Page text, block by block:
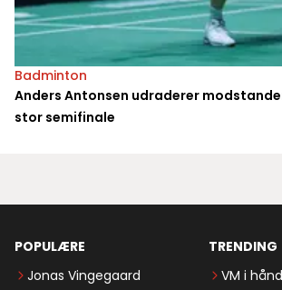
Badminton
Anders Antonsen udraderer
stor semifinale
POPULÆRE
Jonas Vingegaard
TRENDING
VM i